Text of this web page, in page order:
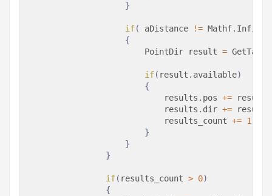
}
if( aDistance != Mathf.
{
PointDir result =
if( result . available)
{
                            results
. pos += result
                            results
. dir += result
                            results_count
+= 1
}
}
}
if( results_count > 0)
{